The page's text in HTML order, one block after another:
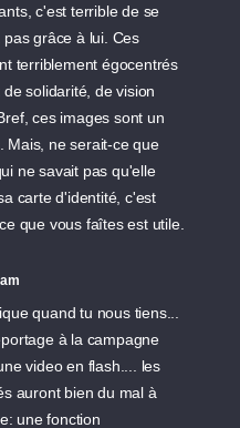
c'est terrible de se
grâce à lui. Ces
terriblement égocentrés
solidarité, de vision
ces images sont un
Mais, ne serait-ce que
ne savait pas qu'elle
carte d'identité, c'est
que vous faîtes est utile.
quand tu nous tiens...
à la campagne
video en flash.... les
auront bien du mal à
une fonction